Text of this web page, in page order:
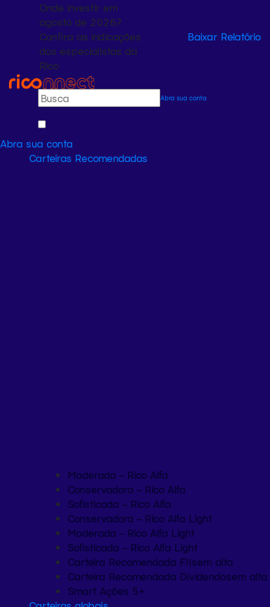
Onde investir em
agosto de 2026?
Confira as indicações
dos especialistas da
Rico
Baixar Relatório
Abra sua conta
Abra sua conta
Carteiras Recomendadas
Moderada – Rico Alfa
Conservadora – Rico Alfa
Sofisticada – Rico Alfa
Conservadora – Rico Alfa Light
Moderada – Rico Alfa Light
Sofisticada – Rico Alfa Light
Carteira Recomendada FIIsem alta
Carteira Recomendada Dividendosem alta
Smart Ações 5+